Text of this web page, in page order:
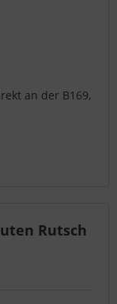
an der B169,
Rutsch